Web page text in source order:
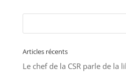
Articles récents
Le chef de la CSR parle de la